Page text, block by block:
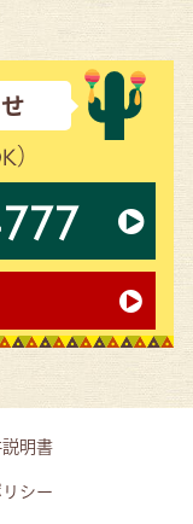
）
明書
シー